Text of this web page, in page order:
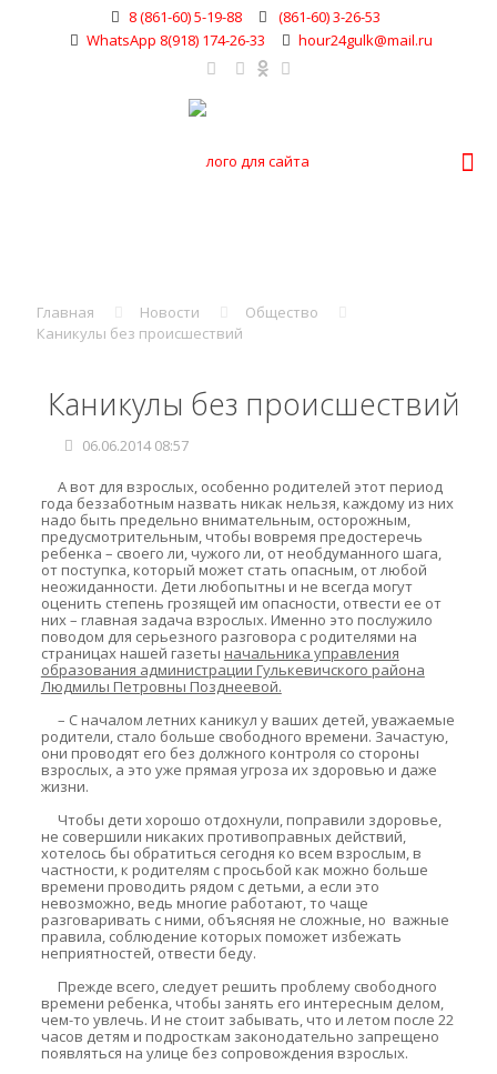
8 (861-60) 5-19-88
(861-60) 3-26-53
WhatsApp 8(918) 174-26-33
hour24gulk@mail.ru
Главная Новости
Общество
Каникулы без происшествий
Каникулы без происшествий
06.06.2014 08:57
А вот для взрослых, особенно родителей этот период
года беззаботным назвать никак нельзя, каждому из них
надо быть предельно внимательным, осторожным,
предусмотрительным, чтобы вовремя предостеречь
ребенка – своего ли, чужого ли, от необдуманного шага,
от поступка, который может стать опасным, от любой
неожиданности. Дети любопытны и не всегда могут
оценить степень грозящей им опасности, отвести ее от
них – главная задача взрослых. Именно это послужило
поводом для серьезного разговора с родителями на
страницах нашей газеты начальника управления
образования администрации Гулькевичского района
Людмилы Петровны Позднеевой.
– С началом летних каникул у ваших детей, уважаемые
родители, стало больше свободного времени. Зачастую,
они проводят его без должного контроля со стороны
взрослых, а это уже прямая угроза их здоровью и даже
жизни.
Чтобы дети хорошо отдохнули, поправили здоровье,
не совершили никаких противоправных действий,
хотелось бы обратиться сегодня ко всем взрослым, в
частности, к родителям с просьбой как можно больше
времени проводить рядом с детьми, а если это
невозможно, ведь многие работают, то чаще
разговаривать с ними, объясняя не сложные, но важные
правила, соблюдение которых поможет избежать
неприятностей, отвести беду.
Прежде всего, следует решить проблему свободного
времени ребенка, чтобы занять его интересным делом,
чем-то увлечь. И не стоит забывать, что и летом после 22
часов детям и подросткам законодательно запрещено
появляться на улице без сопровождения взрослых.